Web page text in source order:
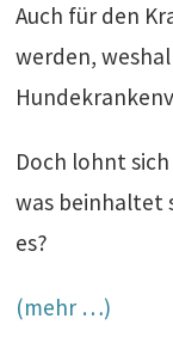
Auch für den
werden,
Doch lohnt
was beinhaltet
es?
(mehr …)